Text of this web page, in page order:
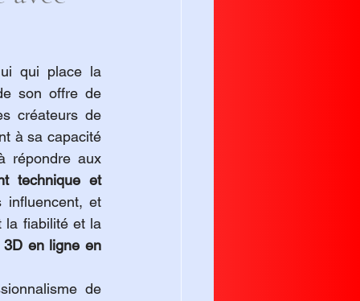
son offre de
créateurs de
à sa capacité
répondre aux
technique et
influencent, et
la fiabilité et la
3D en ligne en
de